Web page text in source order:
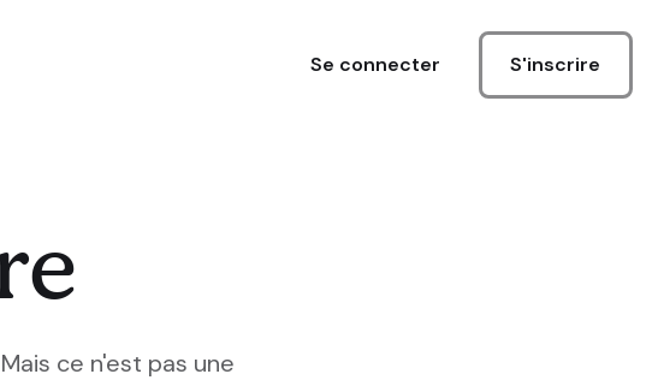
S'inscrire
Se connecter
ce n'est pas une